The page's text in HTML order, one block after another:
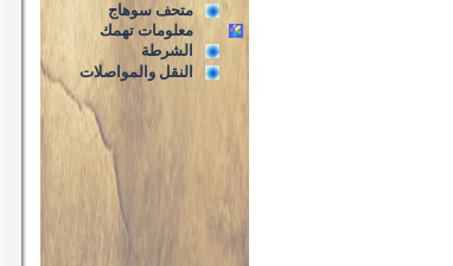
متحف سوهاج
معلومات تهمك
الشرطة
النقل والمواصلات